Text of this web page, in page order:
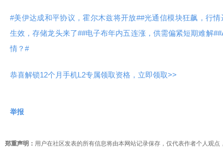
#美伊达成和平协议，霍尔木兹将开放##光通信模块狂飙，行
生效，存储龙头来了##电子布年内五连涨，供需偏紧短期难解#
情？#
恭喜解锁12个月手机L2专属领取资格，立即领取>>
举报
郑重声明： 用户在社区发表的所有信息将由本网站记录保存，仅代表作者个人观